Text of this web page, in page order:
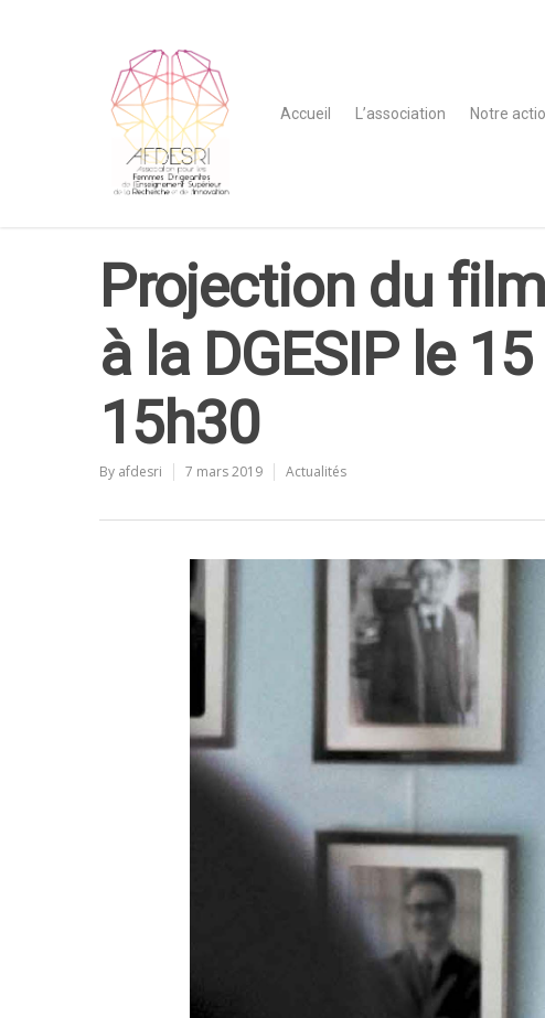
Accueil L’association Notre
Projection du
à la DGESIP le
15h30
By afdesri 7 mars 2019 Actualités